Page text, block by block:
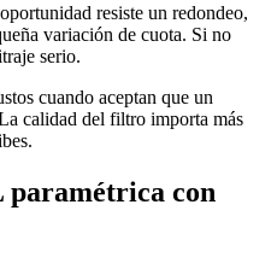
resiste un redondeo,
variación de cuota. Si no
serio.
cuando aceptan que un
calidad del filtro importa más
paramétrica con